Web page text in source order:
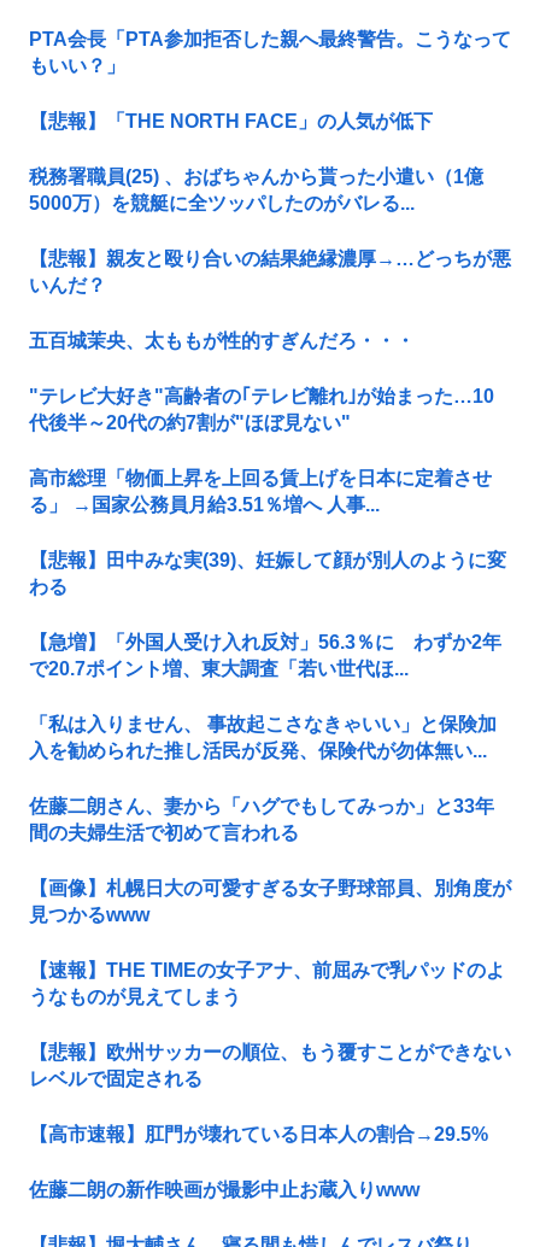
PTA会長「PTA参加拒否した親へ最終警告。こうなって
もいい？」
【悲報】「THE NORTH FACE」の人気が低下
税務署職員(25) 、おばちゃんから貰った小遣い（1億
5000万）を競艇に全ツッパしたのがバレる...
【悲報】親友と殴り合いの結果絶縁濃厚→…どっちが悪
いんだ？
五百城茉央、太ももが性的すぎんだろ・・・
"テレビ大好き"高齢者の｢テレビ離れ｣が始まった…10
代後半～20代の約7割が"ほぼ見ない"
高市総理「物価上昇を上回る賃上げを日本に定着させ
る」 →国家公務員月給3.51％増へ 人事...
【悲報】田中みな実(39)、妊娠して顔が別人のように変
わる
【急増】「外国人受け入れ反対」56.3％に わずか2年
で20.7ポイント増、東大調査「若い世代ほ...
「私は入りません、 事故起こさなきゃいい」と保険加
入を勧められた推し活民が反発、保険代が勿体無い...
佐藤二朗さん、妻から「ハグでもしてみっか」と33年
間の夫婦生活で初めて言われる
【画像】札幌日大の可愛すぎる女子野球部員、別角度が
見つかるwww
【速報】THE TIMEの女子アナ、前屈みで乳パッドのよ
うなものが見えてしまう
【悲報】欧州サッカーの順位、もう覆すことができない
レベルで固定される
【高市速報】肛門が壊れている日本人の割合→29.5%
佐藤二朗の新作映画が撮影中止お蔵入りwww